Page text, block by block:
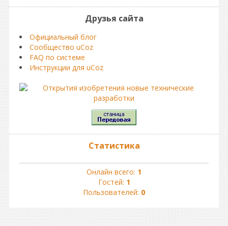
Друзья сайта
Официальный блог
Сообщество uCoz
FAQ по системе
Инструкции для uCoz
Статистика
Онлайн всего: 1
Гостей: 1
Пользователей: 0